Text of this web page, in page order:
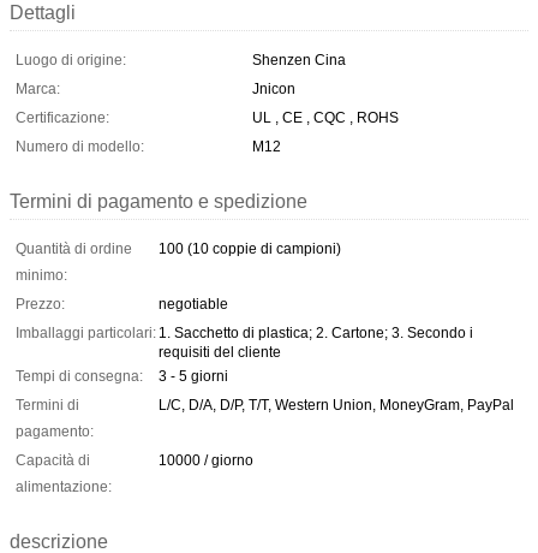
Dettagli
Luogo di origine:
Shenzen Cina
Marca:
Jnicon
Certificazione:
UL , CE , CQC , ROHS
Numero di modello:
M12
Termini di pagamento e spedizione
Quantità di ordine
minimo:
100 (10 coppie di campioni)
Prezzo:
negotiable
Imballaggi particolari: 1. Sacchetto di plastica; 2. Cartone; 3. Secondo i
requisiti del cliente
Tempi di consegna:
3 - 5 giorni
Termini di
pagamento:
L/C, D/A, D/P, T/T, Western Union, MoneyGram, PayPal
Capacità di
alimentazione:
10000 / giorno
descrizione